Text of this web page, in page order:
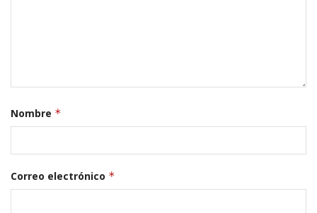
Nombre *
Correo electrónico *